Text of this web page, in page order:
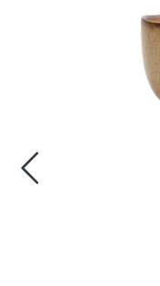
Tjenester